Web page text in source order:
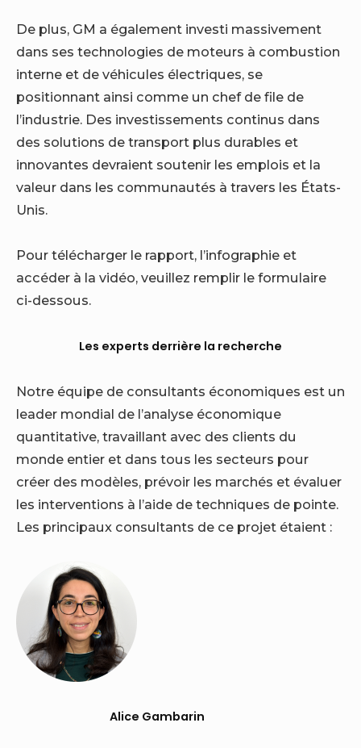
De plus, GM a également investi massivement
dans ses technologies de moteurs à combustion
interne et de véhicules électriques, se
positionnant ainsi comme un chef de file de
l’industrie. Des investissements continus dans
des solutions de transport plus durables et
innovantes devraient soutenir les emplois et la
valeur dans les communautés à travers les États-
Unis.
Pour télécharger le rapport, l’infographie et
accéder à la vidéo, veuillez remplir le formulaire
ci-dessous.
Les experts derrière la recherche
Notre équipe de consultants économiques est un
leader mondial de l’analyse économique
quantitative, travaillant avec des clients du
monde entier et dans tous les secteurs pour
créer des modèles, prévoir les marchés et évaluer
les interventions à l’aide de techniques de pointe.
Les principaux consultants de ce projet étaient :
Alice Gambarin